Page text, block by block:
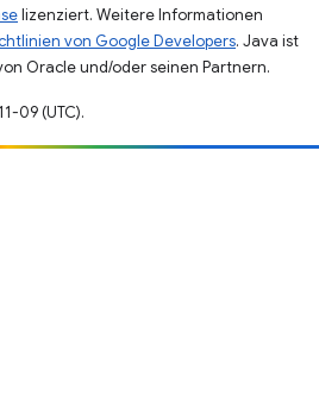
lizenziert. Weitere Informationen
von Google Developers. Java ist
Oracle und/oder seinen Partnern.
09 (UTC).